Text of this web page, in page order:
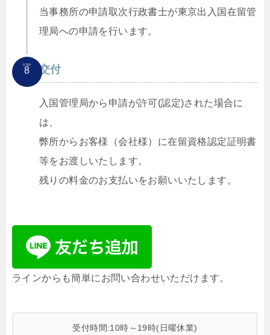
当事務所の申請取次行政書士が東京出入国在留管
理局への申請を行います。
交付
入国管理局から申請が許可(認定)された場合に
は、
弊所からお客様（会社様）に在留資格認定証明書
等をお渡しいたします。
残りの料金のお支払いをお願いいたします。
STEP
8
ラインからも簡単にお問い合わせいただけます。
受付時間:10時～19時(日曜休業)